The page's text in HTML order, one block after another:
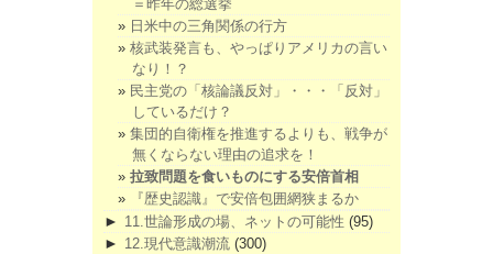
＝昨年の総選挙
日米中の三角関係の行方
核武装発言も、やっぱりアメリカの言い
なり！？
民主党の「核論議反対」・・・「反対」
しているだけ？
集団的自衛権を推進するよりも、戦争が
無くならない理由の追求を！
拉致問題を食いものにする安倍首相
『歴史認識』で安倍包囲網狭まるか
► 11.世論形成の場、ネットの可能性 (95)
► 12.現代意識潮流 (300)